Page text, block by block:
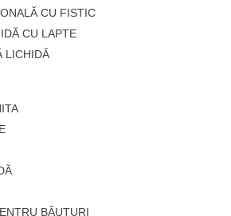
CU FISTIC
CU LAPTE
LICHIDĂ
BĂUTURI